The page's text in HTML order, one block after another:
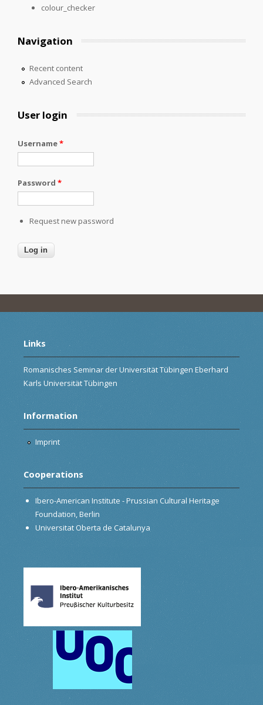
colour_checker
Navigation
Recent content
Advanced Search
User login
Username*
Password *
Request new password
Links
Romanisches Seminar der Universität Tübingen Eberhard
Karls Universität Tübingen
Information
Imprint
Cooperations
Ibero-American Institute - Prussian Cultural Heritage
Foundation, Berlin
Universitat Oberta de Catalunya